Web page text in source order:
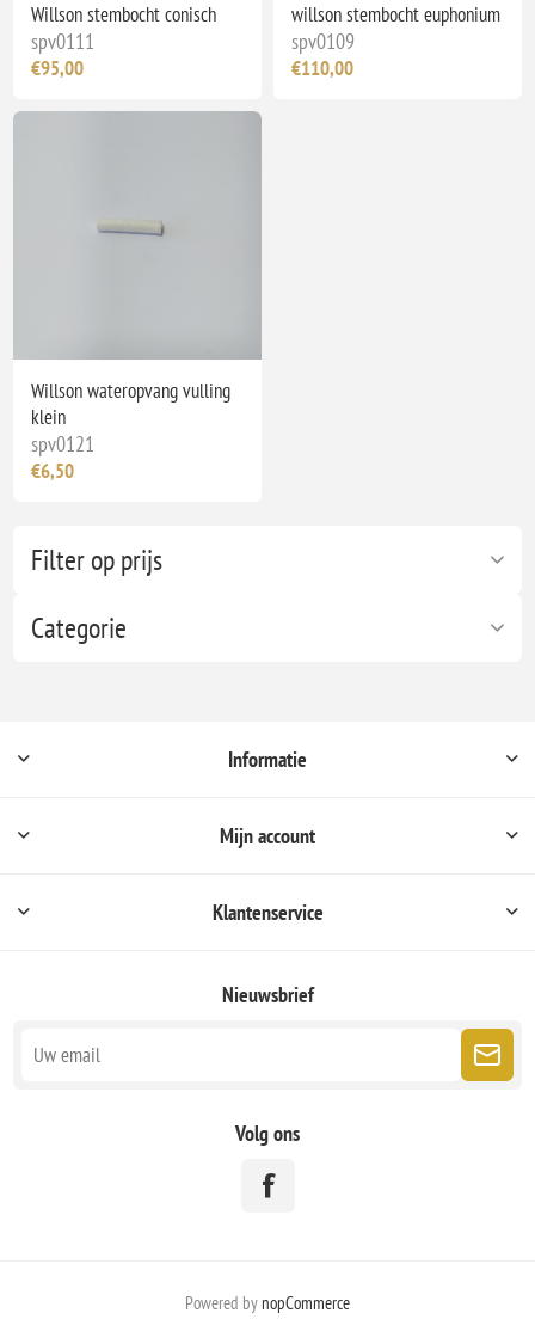
Filter op prijs
Categorie
Willson stembocht conisch
spv0111
€95,00
willson stembocht euphonium
spv0109
€110,00
Willson wateropvang vulling
klein
spv0121
€6,50
Informatie
Mijn account
Klantenservice
Nieuwsbrief
Volg ons
Powered by nopCommerce